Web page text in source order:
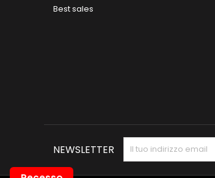
Best sales
NEWSLETTER